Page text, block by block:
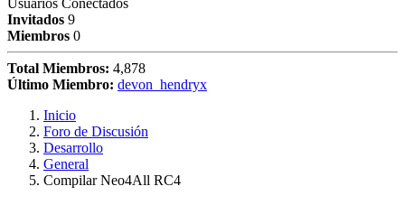
Usuarios Conectados
Invitados 9
Miembros 0
Total Miembros: 4,878
Último Miembro: devon_hendryx
Inicio
Foro de Discusión
Desarrollo
General
Compilar Neo4All RC4